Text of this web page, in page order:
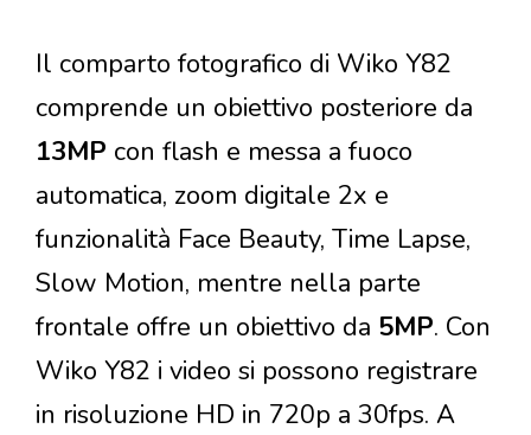
Il comparto fotografico di Wiko Y82
comprende un obiettivo posteriore da
13MP con flash e messa a fuoco
automatica, zoom digitale 2x e
funzionalità Face Beauty, Time Lapse,
Slow Motion, mentre nella parte
frontale offre un obiettivo da 5MP. Con
Wiko Y82 i video si possono registrare
in risoluzione HD in 720p a 30fps. A